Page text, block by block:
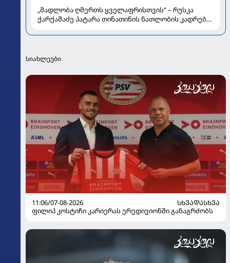
„მადლობა ღმერთს ყველაფრისთვის“ – რუსკა
ქარქაშაძე პატარა თინათინის ნათლობის კადრებს
სიახლეები
11:06/07-08-2026
ᲡᲮᲕᲐᲓᲐᲡᲮᲕᲐ
ფილიპ კოსტიჩი კარიერას ერედივიონში განაგრძობს